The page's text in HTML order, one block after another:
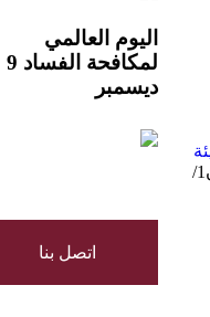
المهم
نشر بتاريخ: 16 كانون1/
اليوم العالمي
لمكافحة الفساد 9
ديسمبر
اتصل بنا